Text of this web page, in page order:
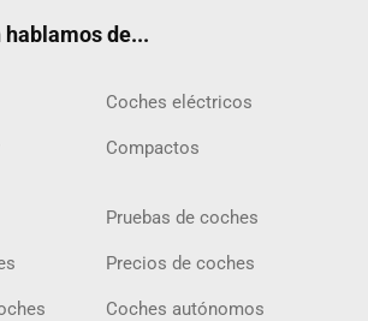
de...
Coches eléctricos
Compactos
Pruebas de coches
Precios de coches
Coches autónomos